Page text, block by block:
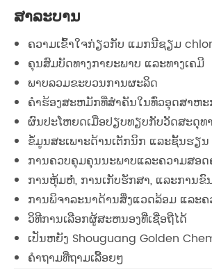
ສາລະບານ
ຄວາມເຂົ້າໃຈກ່ຽວກັບ ແມກນີຊຽມ
ຄຸນສົມບັດທາງກາຍະພາບ ແລະທາງເຄມີ
ພາບລວມຂະບວນການຜະລິດ
ຄໍາຮ້ອງສະຫມັກທີ່ສໍາຄັນໃນທົ່ວອຸດສາຫະ
ຜົນປະໂຫຍດເມື່ອປຽບທຽບກັບວັດສະດຸທ
ຂໍ້ມູນສະເພາະດ້ານເຕັກນິກ ແລະຊັ້ນຮຽນ
ການຄວບຄຸມຄຸນນະພາບແລະຄວາມສອດ
ການຫຸ້ມຫໍ່, ການເກັບຮັກສາ, ແລະການຂົ
ການພິຈາລະນາດ້ານສິ່ງແວດລ້ອມ ແລະ
ວິທີການເລືອກຜູ້ສະຫນອງທີ່ເຊື່ອຖືໄດ້
ເປັນຫຍັງ Shouguang Golden
ຄໍາຖາມທີ່ຖາມເລື້ອຍໆ